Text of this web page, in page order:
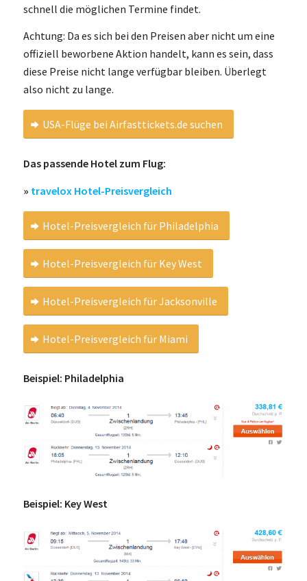
schnell die möglichen Termine findet.
Achtung: Da es sich bei den Preisen aber nicht um eine
offiziell beworbene Aktion handelt, kann es sein, dass
diese Preise nicht lange verfügbar bleiben. Überlegt
also nicht zu lange.
USA-Flüge bei Airfasttickets.de suchen
Das passende Hotel zum Flug:
» travelox Hotel-Preisvergleich
Hotel-Preisvergleich für Philadelphia
Hotel-Preisvergleich für Key West
Hotel-Preisvergleich für Jacksonville
Hotel-Preisvergleich für Miami
Beispiel: Philadelphia
Beispiel: Key West